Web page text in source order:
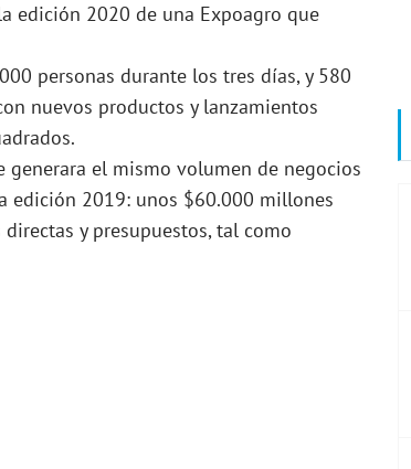
edición 2020 de una Expoagro que
personas durante los tres días, y 580
nuevos productos y lanzamientos
el mismo volumen de negocios
edición 2019: unos $60.000 millones
y presupuestos, tal como